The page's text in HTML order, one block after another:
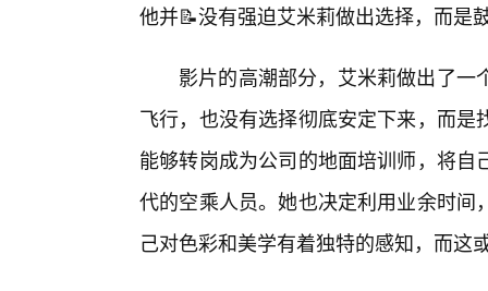
他并📝没有强迫艾米莉做出选择，而是
影片的高潮部分，艾米莉做出了
飞行，也没有选择彻底安定下来，而
能够转岗成为公司的地面培训师，将
代的空乘人员。她也决定利用业余时
己对色彩和美学有着独特的感知，而这